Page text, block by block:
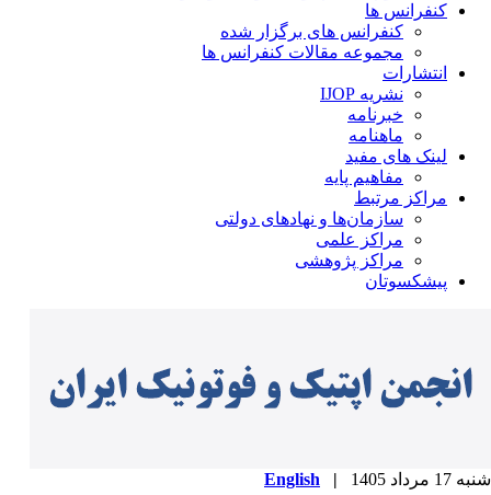
کنفرانس ها
کنفرانس های برگزار شده
مجموعه مقالات کنفرانس ها
انتشارات
نشریه IJOP
خبرنامه
ماهنامه
لینک های مفید
مفاهیم پایه
مراکز مرتبط
سازمان‌ها و نهادهای دولتی
مراکز علمی
مراکز پژوهشی
پیشکسوتان
مرداد 1405 |
English